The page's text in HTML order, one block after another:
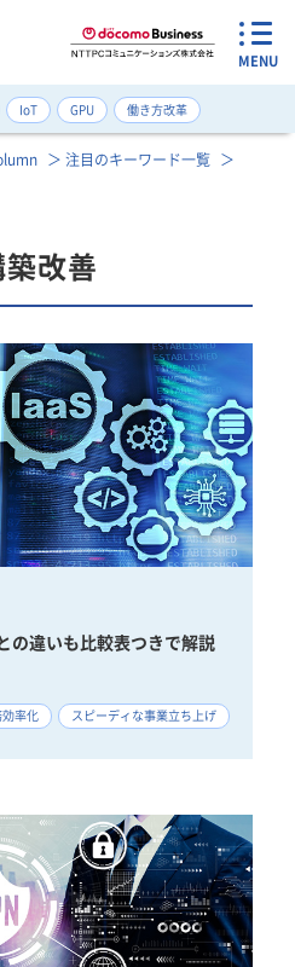
MENU
IoT GPU 働き方改革
イン ネットワーク構築改善
注目のキーワード一覧
改善
の違いも比較表つきで解説
率化 スピーディな事業立ち上げ